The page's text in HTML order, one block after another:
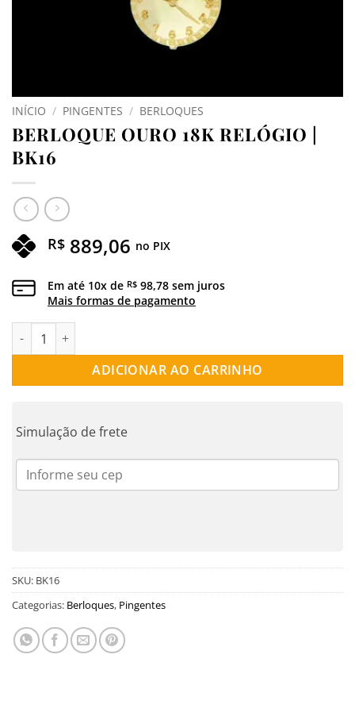
INÍCIO / PINGENTES / BERLOQUES
BERLOQUE OURO 18K RELÓGIO |
BK16
R$ 889,06 no PIX
Em até 10x de R$ 98,78 sem juros
Mais formas de pagamento
BERLOQUE OURO 18K RELÓGIO | BK16 quantidade
ADICIONAR AO CARRINHO
Simulação de frete
SKU: BK16
Categorias: Berloques, Pingentes